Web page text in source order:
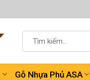
kiếm:
Gỗ Nhựa Phủ ASA